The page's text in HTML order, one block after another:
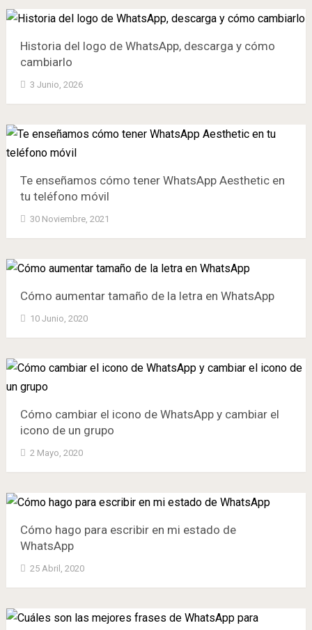
Historia del logo de WhatsApp, descarga y cómo
cambiarlo
3 Junio, 2026
Te enseñamos cómo tener WhatsApp Aesthetic en
tu teléfono móvil
30 Noviembre, 2021
Cómo aumentar tamaño de la letra en WhatsApp
10 Junio, 2020
Cómo cambiar el icono de WhatsApp y cambiar el
icono de un grupo
2 Mayo, 2020
Cómo hago para escribir en mi estado de
WhatsApp
25 Abril, 2020